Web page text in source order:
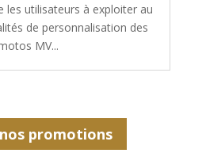
les utilisateurs à exploiter au
de personnalisation des
MV...
promotions